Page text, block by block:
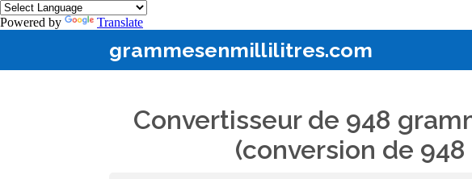
Powered by Translate
grammesenmillilitres.com
Convertisseur de 948
(conversion de